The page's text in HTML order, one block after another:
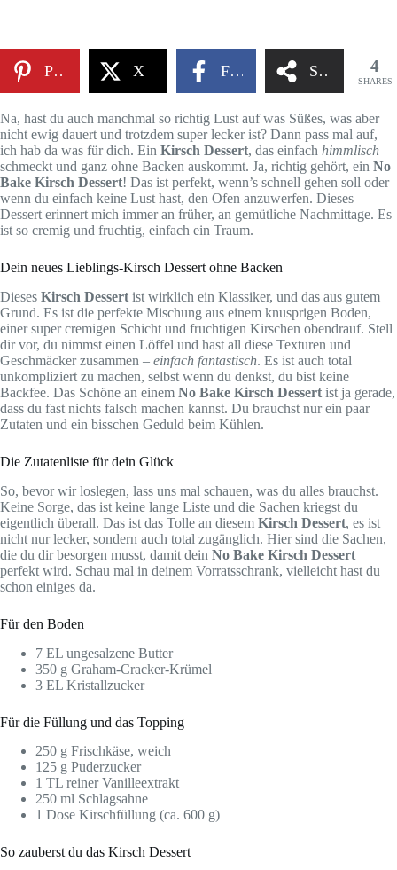
Pinterest X Facebook Share 4
SHARES
Na, hast du auch manchmal so richtig Lust auf was Süßes, was aber
nicht ewig dauert und trotzdem super lecker ist? Dann pass mal auf,
ich hab da was für dich. Ein Kirsch Dessert, das einfach himmlisch
schmeckt und ganz ohne Backen auskommt. Ja, richtig gehört, ein No
Bake Kirsch Dessert! Das ist perfekt, wenn’s schnell gehen soll oder
wenn du einfach keine Lust hast, den Ofen anzuwerfen. Dieses
Dessert erinnert mich immer an früher, an gemütliche Nachmittage. Es
ist so cremig und fruchtig, einfach ein Traum.
Dein neues Lieblings-Kirsch Dessert ohne Backen
Dieses Kirsch Dessert ist wirklich ein Klassiker, und das aus gutem
Grund. Es ist die perfekte Mischung aus einem knusprigen Boden,
einer super cremigen Schicht und fruchtigen Kirschen obendrauf. Stell
dir vor, du nimmst einen Löffel und hast all diese Texturen und
Geschmäcker zusammen – einfach fantastisch. Es ist auch total
unkompliziert zu machen, selbst wenn du denkst, du bist keine
Backfee. Das Schöne an einem No Bake Kirsch Dessert ist ja gerade,
dass du fast nichts falsch machen kannst. Du brauchst nur ein paar
Zutaten und ein bisschen Geduld beim Kühlen.
Die Zutatenliste für dein Glück
So, bevor wir loslegen, lass uns mal schauen, was du alles brauchst.
Keine Sorge, das ist keine lange Liste und die Sachen kriegst du
eigentlich überall. Das ist das Tolle an diesem Kirsch Dessert, es ist
nicht nur lecker, sondern auch total zugänglich. Hier sind die Sachen,
die du dir besorgen musst, damit dein No Bake Kirsch Dessert
perfekt wird. Schau mal in deinem Vorratsschrank, vielleicht hast du
schon einiges da.
Für den Boden
7 EL ungesalzene Butter
350 g Graham-Cracker-Krümel
3 EL Kristallzucker
Für die Füllung und das Topping
250 g Frischkäse, weich
125 g Puderzucker
1 TL reiner Vanilleextrakt
250 ml Schlagsahne
1 Dose Kirschfüllung (ca. 600 g)
So zauberst du das Kirsch Dessert